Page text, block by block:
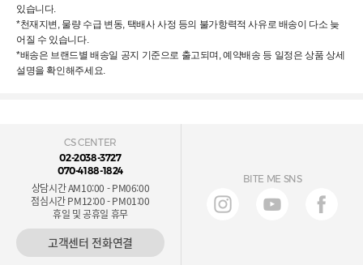
있습니다.
*천재지변 , 물량 수급 변동, 택배사 사정 등의 불가항력적 사유로 배송이 다소 늦
어질 수 있습니다.
*배송은 브랜드별 배송일 공지 기준으로 출고되며 ,예약배송 등 일정은 상품 상세
설명을 확인해주세요.
CS CENTER
02-2038-3727
070-4188-1824
상담시간 AM10:00 - PM06:00
점심시간 PM12:00 - PM01:00
휴일 및 공휴일 휴무
고객센터 전화연결
BITE ME SNS